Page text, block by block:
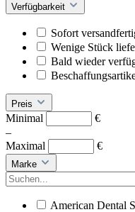
Verfügbarkeit
Sofort
Wenige Stück
Bald wieder
Preis
Minimal
€
–
Maximal
€
Marke
American Dental